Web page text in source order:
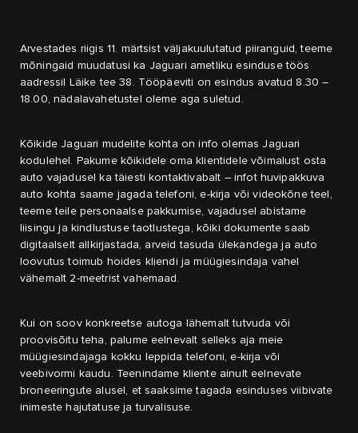
Arvestades riigis 11. märtsist väljakuulutatud piiranguid, teeme
mõningaid muudatusi ka Jaguari ametliku esinduse töös
aadressil Läike tee 38. Tööpäeviti on esindus avatud 8.30 –
18.00, nädalavahetustel oleme aga suletud.
Kõikide Jaguari mudelite kohta on info olemas Jaguari
kodulehel. Pakume kõikidele oma klientidele võimalust osta
auto vajadusel ka täiesti kontaktivabalt – infot huvipakkuva
auto kohta saame jagada telefoni, e-kirja või videokõne teel,
teeme teile personaalse pakkumise, vajadusel abistame
liisingu ja kindlustuse taotlustega, kõiki dokumente saab
digitaalselt allkirjastada, arveid tasuda ülekandega ja auto
loovutus toimub hoides kliendi ja müügiesindaja vahel
vähemalt 2-meetrist vahemaad.
Kui on soov konkreetse autoga lähemalt tutvuda või
proovisõitu teha, palume eelnevalt selleks aja meie
müügiesindajaga kokku leppida telefoni, e-kirja või
veebivormi kaudu. Teenindame kliente ainult eelnevate
broneeringute alusel, et saaksime tagada esinduses viibivate
inimeste hajutatuse ja turvalisuse.